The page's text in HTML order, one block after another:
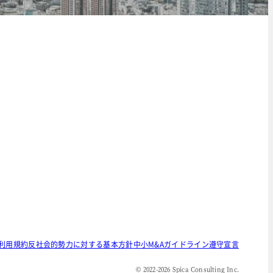
用規約反社会的勢力に対する基本方針中小M&Aガイドライン遵守宣言
© 2022-2026 Spica Consulting Inc.